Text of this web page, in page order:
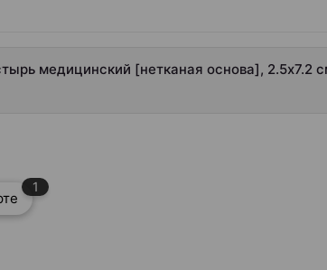
медицинский [нетканая основа], 2.5х7.2
1